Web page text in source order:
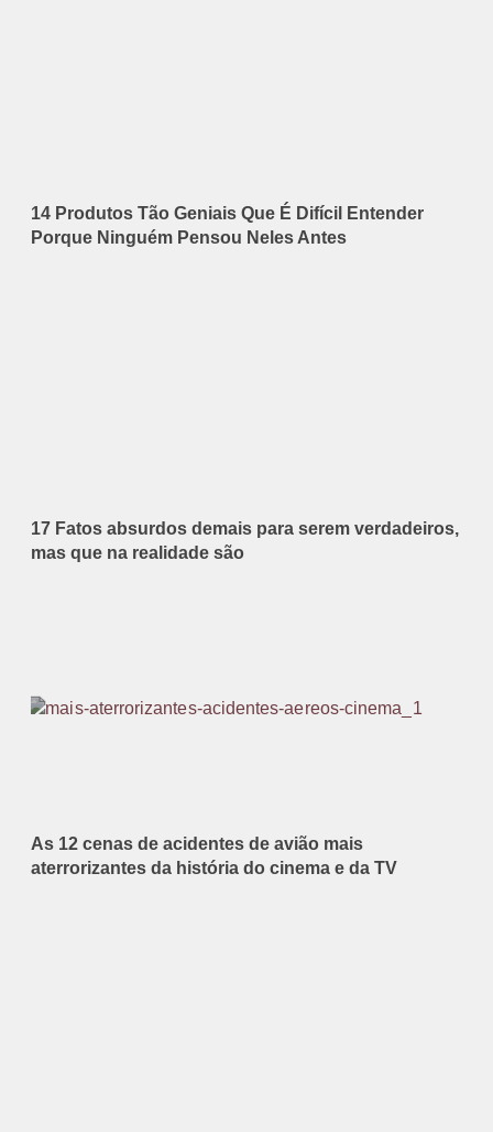
14 Produtos Tão Geniais Que É Difícil Entender
Porque Ninguém Pensou Neles Antes
17 Fatos absurdos demais para serem verdadeiros,
mas que na realidade são
As 12 cenas de acidentes de avião mais
aterrorizantes da história do cinema e da TV